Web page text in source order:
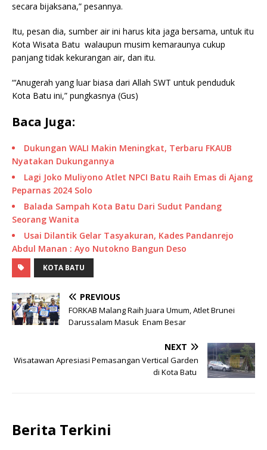
secara bijaksana,” pesannya.
Itu, pesan dia, sumber air ini harus kita jaga bersama, untuk itu
Kota Wisata Batu walaupun musim kemaraunya cukup
panjang tidak kekurangan air, dan itu.
“‘Anugerah yang luar biasa dari Allah SWT untuk penduduk
Kota Batu ini,” pungkasnya (Gus)
Baca Juga:
Dukungan WALI Makin Meningkat, Terbaru FKAUB
Nyatakan Dukungannya
Lagi Joko Muliyono Atlet NPCI Batu Raih Emas di Ajang
Peparnas 2024 Solo
Balada Sampah Kota Batu Dari Sudut Pandang
Seorang Wanita
Usai Dilantik Gelar Tasyakuran, Kades Pandanrejo
Abdul Manan : Ayo Nutokno Bangun Deso
KOTA BATU
PREVIOUS
FORKAB Malang Raih Juara Umum, Atlet Brunei
Darussalam Masuk Enam Besar
NEXT
Wisatawan Apresiasi Pemasangan Vertical Garden
di Kota Batu
Berita Terkini